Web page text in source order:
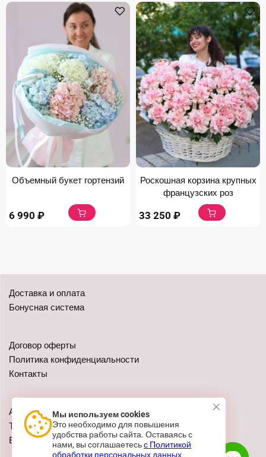
Объемный букет гортензий
6 990 ₽
Роскошная корзина крупных
французских роз
33 250 ₽
Доставка и оплата
Бонусная система
Договор оферты
Политика конфиденциальности
Контакты
Адреса: г. Казань, ул. Чистопольская 79
Телефон:+7 (962) 555-41-02
E-mail:zakaz@festivalshop.ru
Мы используем cookies
Это необходимо для повышения
удобства работы сайта. Оставаясь с
нами, вы соглашаетесьс Политикой